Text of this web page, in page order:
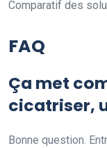
Comparatif des
FAQ
Ça met
cicatriser,
Bonne question.